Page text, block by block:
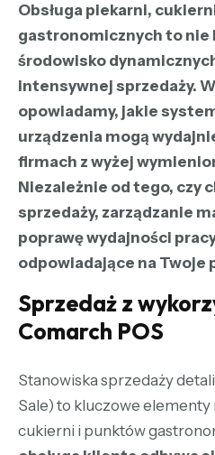
Obsługa piekarni,
gastronomicznych to nie
środowisko
intensywnej sprzedaży.
opowiadamy, jakie
urządzenia mogą
firmach z wyżej
Niezależnie od tego, czy
sprzedaży, zarządzanie
poprawę wydajności
odpowiadające na Twoje
Sprzedaż z
Comarch POS
Stanowiska sprzedaży
Sale) to kluczowe
cukierni i punktów